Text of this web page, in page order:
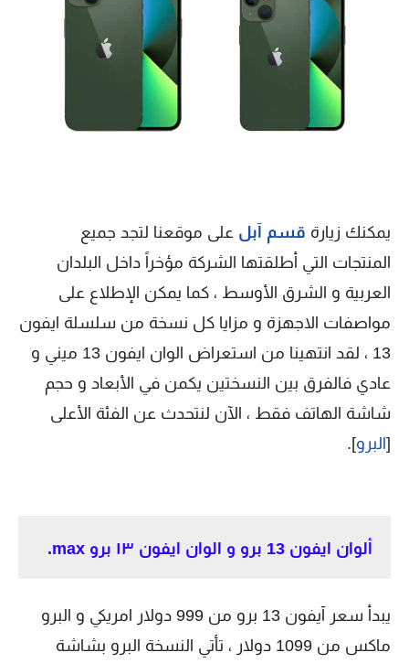
يمكنك زيارة قسم آبل على موقعنا لتجد جميع
المنتجات التي أطلقتها الشركة مؤخراً داخل البلدان
العربية و الشرق الأوسط ، كما يمكن الإطلاع على
مواصفات الاجهزة و مزايا كل نسخة من سلسلة ايفون
13 ، لقد انتهينا من استعراض الوان ايفون 13 ميني و
عادي فالفرق بين النسختين يكمن في الأبعاد و حجم
شاشة الهاتف فقط ، الآن لنتحدث عن الفئة الأعلى
[البرو].
ألوان ايفون 13 برو و الوان ايفون ١٣ برو max.
يبدأ سعر آيفون 13 برو من 999 دولار امريكي و البرو
ماكس من 1099 دولار ، تأتي النسخة البرو بشاشة